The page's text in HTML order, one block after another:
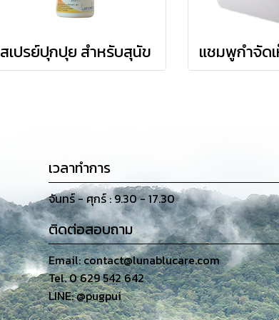
สเปรย์ปุกปุย สำหรับสุนัข
เวลาทำการ
จันทร์ - ศุกร์ : 9.30 - 17.30
ติดต่อสอบถาม
Email: contact@lunablucare.com
Tel. 0 629 542 642
LINE: @pugpui